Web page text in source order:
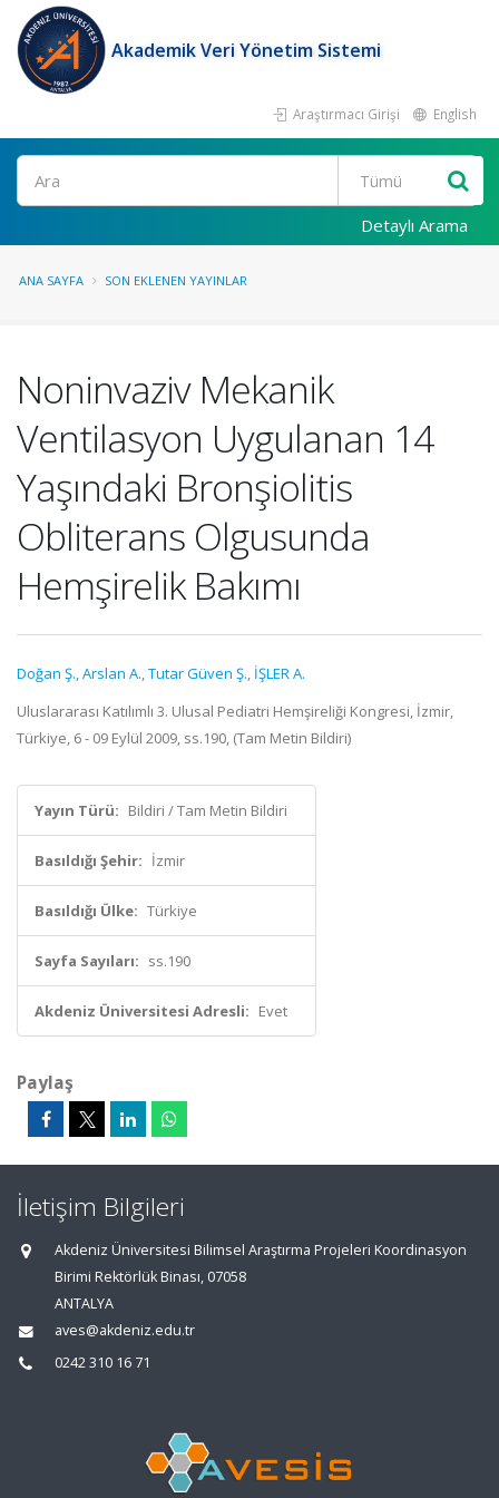
Akademik Veri Yönetim Sistemi
Araştırmacı Girişi English
Ara
Detaylı Arama
ANA SAYFA SON EKLENEN YAYINLAR
Noninvaziv Mekanik
Ventilasyon Uygulanan 14
Yaşındaki Bronşiolitis
Obliterans Olgusunda
Hemşirelik Bakımı
Doğan Ş.,Arslan A.,Tutar Güven Ş., İŞLER A.
Uluslararası Katılımlı 3. Ulusal Pediatri Hemşireliği Kongresi, İzmir,
Türkiye, 6 - 09 Eylül 2009, ss.190, (Tam Metin Bildiri)
Yayın Türü: Bildiri / Tam Metin Bildiri
Basıldığı Şehir: İzmir
Basıldığı Ülke: Türkiye
Sayfa Sayıları: ss.190
Akdeniz Üniversitesi Adresli: Evet
Paylaş
İletişim Bilgileri
Akdeniz Üniversitesi Bilimsel Araştırma Projeleri Koordinasyon
Birimi Rektörlük Binası, 07058
ANTALYA
aves@akdeniz.edu.tr
0242 310 16 71